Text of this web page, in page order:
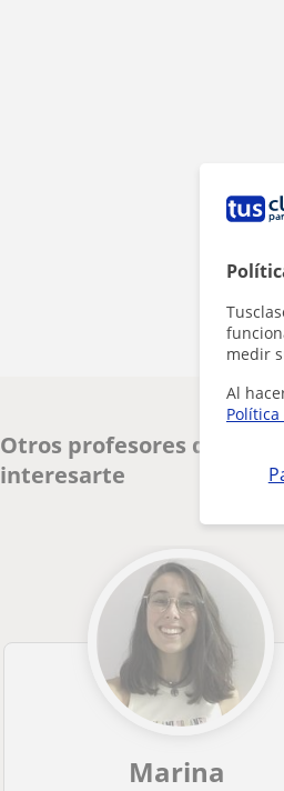
medir
Al
Otros profesores de
interesarte
Marina